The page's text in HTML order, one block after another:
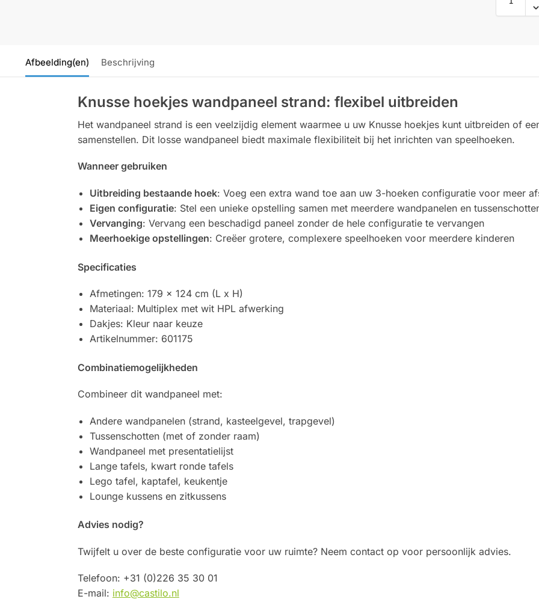
Afbeelding(en) Beschrijving
Knusse hoekjes wandpaneel strand: flexibel uitbreiden
Het wandpaneel strand is een veelzijdig element waarmee u uw Knusse hoekjes kunt uitbreiden of
samenstellen. Dit losse wandpaneel biedt maximale flexibiliteit bij het inrichten van speelhoeken.
Wanneer gebruiken
Uitbreiding bestaande hoek: Voeg een extra wand toe aan uw 3-hoeken configuratie voor meer
Eigen configuratie: Stel een unieke opstelling samen met meerdere wandpanelen en
Vervanging: Vervang een beschadigd paneel zonder de hele configuratie te vervangen
Meerhoekige opstellingen: Creëer grotere, complexere speelhoeken voor meerdere kinderen
Specificaties
Afmetingen: 179 x 124 cm (L x H)
Materiaal: Multiplex met wit HPL afwerking
Dakjes: Kleur naar keuze
Artikelnummer: 601175
Combinatiemogelijkheden
Combineer dit wandpaneel met:
Andere wandpanelen (strand, kasteelgevel, trapgevel)
Tussenschotten (met of zonder raam)
Wandpaneel met presentatielijst
Lange tafels, kwart ronde tafels
Lego tafel, kaptafel, keukentje
Lounge kussens en zitkussens
Advies nodig?
Twijfelt u over de beste configuratie voor uw ruimte? Neem contact op voor persoonlijk advies.
Telefoon: +31 (0)226 35 30 01
E-mail: info@castilo.nl